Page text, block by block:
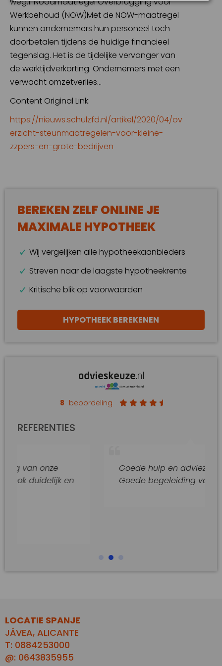
Werkbehoud (NOW)Met de NOW-maatregel
kunnen ondernemers hun personeel toch
doorbetalen tijdens de huidige financieel
tegenslag. Het is de tijdelijke vervanger van
de werktijdverkorting. Ondernemers met een
verwacht omzetverlies…
Content Original Link:
https://nieuws.schulzfd.nl/artikel/2020/04/ov
erzicht-steunmaatregelen-voor-kleine-
zzpers-en-grote-bedrijven
BEREKEN ZELF ONLINE JE
MAXIMALE HYPOTHEEK
Wij vergelijken alle hypotheekaanbieders
Streven naar de laagste hypotheekrente
Kritische blik op voorwaarden
HYPOTHEEK BEREKENEN
8 beoordeling
REFERENTIES
en
Goede hulp en adviezen.
Goede begeleiding van dit kantoor
LOCATIE SPANJE
JÁVEA, ALICANTE
T: 0884253000
@: 0643835955